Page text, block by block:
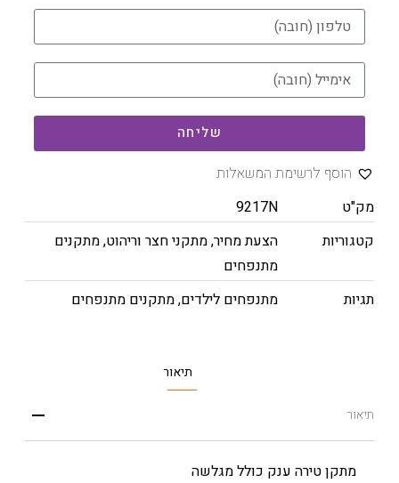
שליחה
הוסף לרשימת המשאלות
מק"ט
9217N
קטגוריות
הצעת מחיר,מתקני חצר וריהוט,מתקנים
מתנפחים
תגיות
מתנפחים לילדים,מתקנים מתנפחים
תיאור
תיאור
מתקן טירה ענק כולל מגלשה